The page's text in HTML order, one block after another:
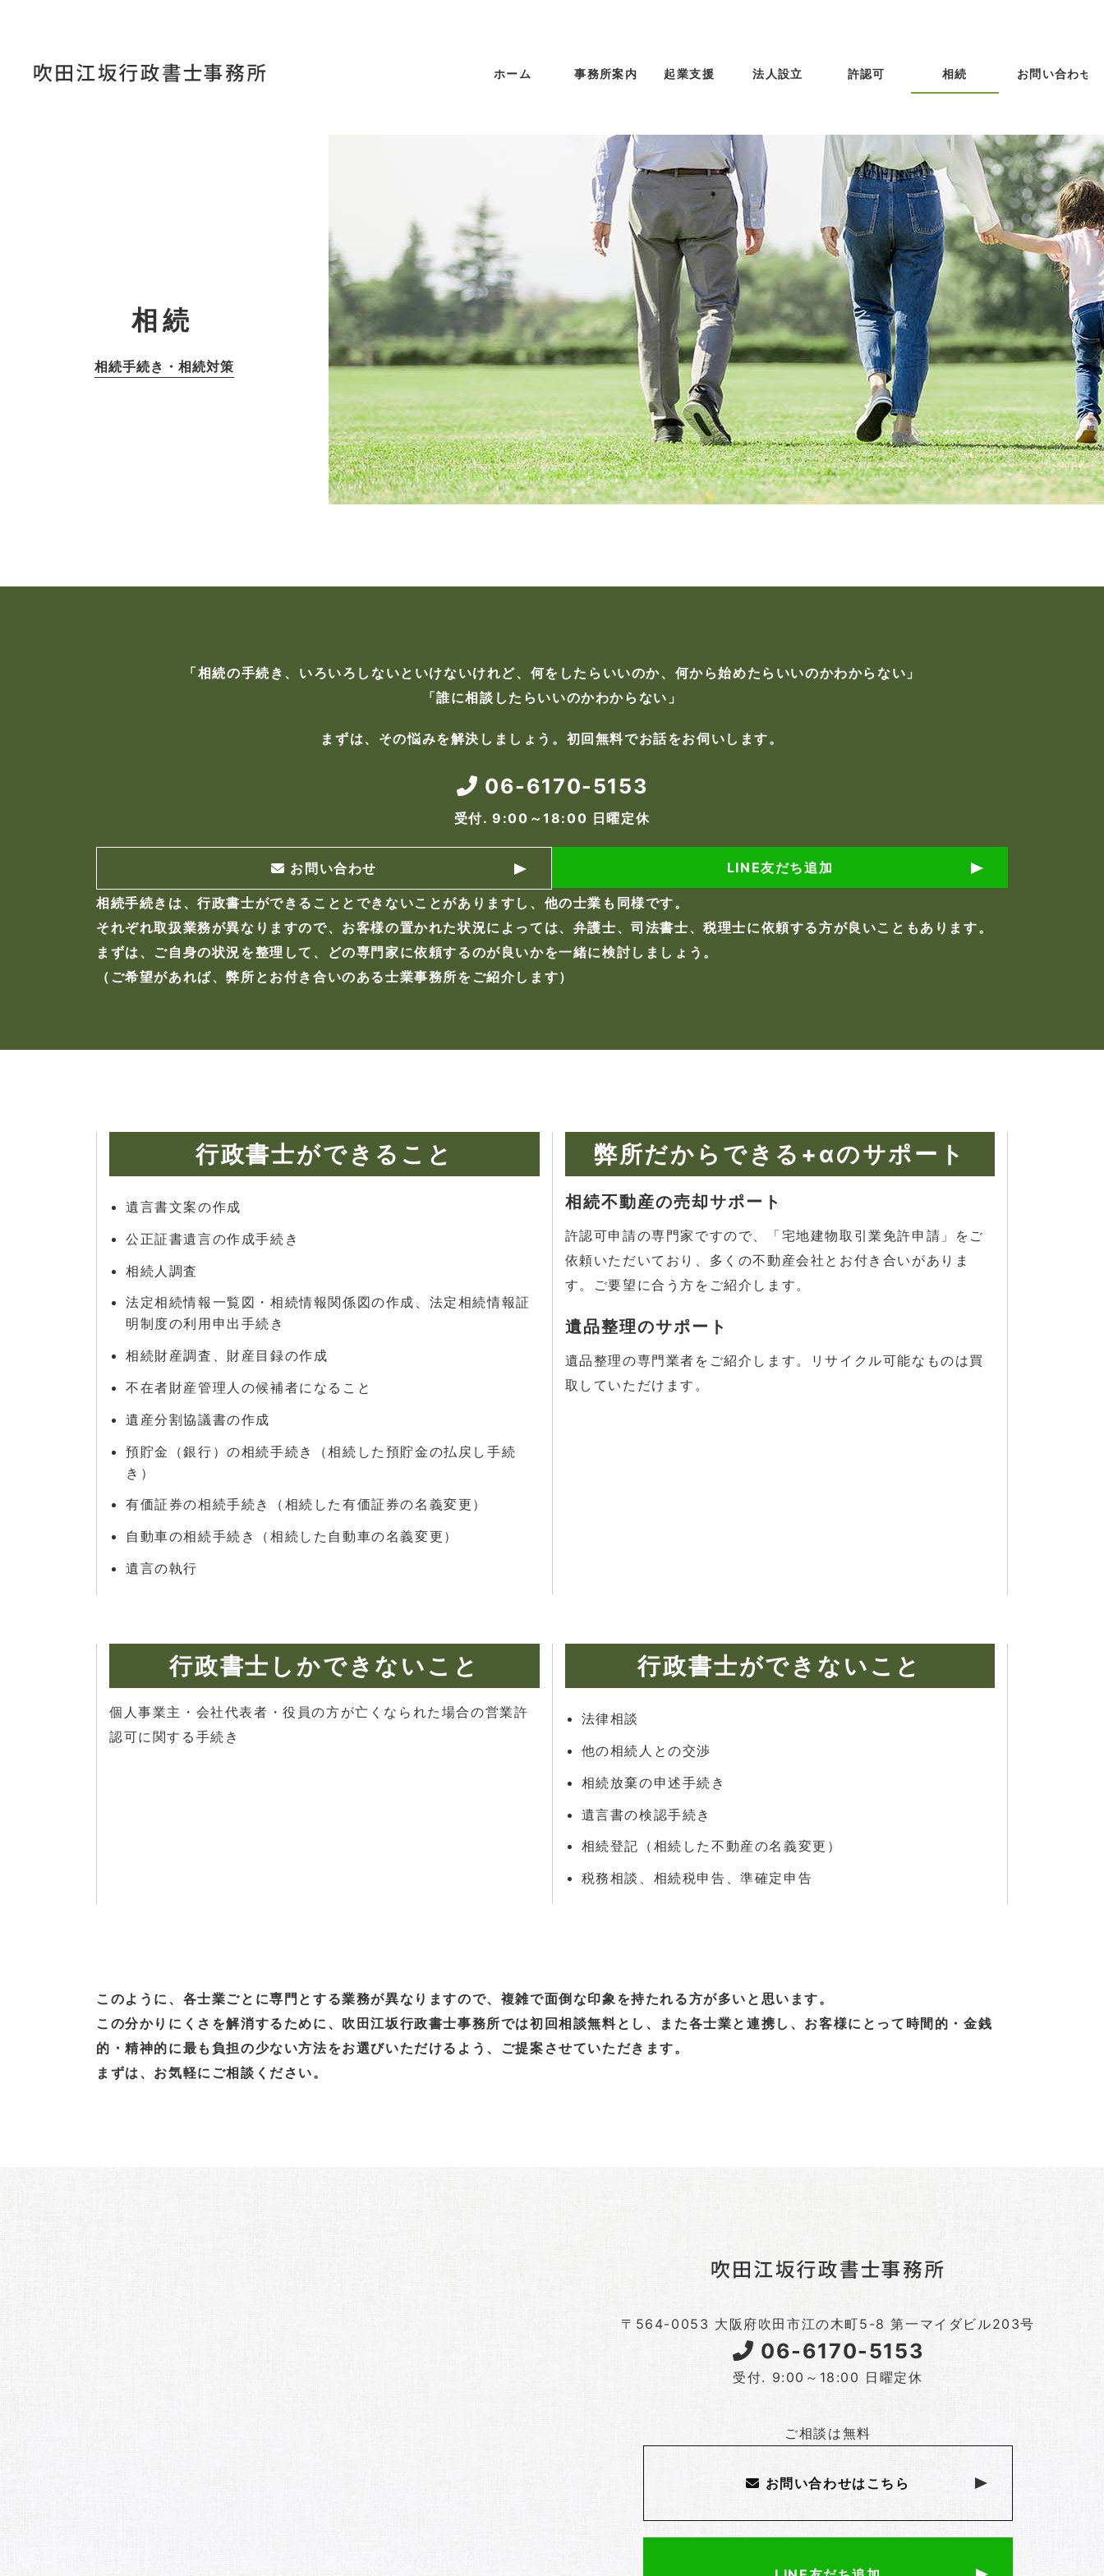
ホーム 事務所案内 起業支援 法人設立 許認可 相続 お問い合わせ
相続
「相続の手続き、いろいろしないといけないけれど、何をしたらいいのか、何から始めたらいいのかわからない」
「誰に相談したらいいのかわからない」
まずは、その悩みを解決しましょう。初回無料でお話をお伺いします。
06-6170-5153
受付. 9:00～18:00 日曜定休
お問い合わせ LINE友だち追加
相続手続きは、行政書士ができることとできないことがありますし、他の士業も同様です。
それぞれ取扱業務が異なりますので、お客様の置かれた状況によっては、弁護士、司法書士、税理士に依頼する方が良いこともあります。
まずは、ご自身の状況を整理して、どの専門家に依頼するのが良いかを一緒に検討しましょう。
（ご希望があれば、弊所とお付き合いのある士業事務所をご紹介します）
行政書士ができること
遺言書文案の作成
公正証書遺言の作成手続き
相続人調査
法定相続情報一覧図・相続情報関係図の作成、法定相続情報証
明制度の利用申出手続き
相続財産調査、財産目録の作成
不在者財産管理人の候補者になること
遺産分割協議書の作成
預貯金（銀行）の相続手続き（相続した預貯金の払戻し手続
き）
有価証券の相続手続き（相続した有価証券の名義変更）
自動車の相続手続き（相続した自動車の名義変更）
遺言の執行
弊所だからできる +αのサポート
相続不動産の売却サポート
許認可申請の専門家ですので、「宅地建物取引業免許申請」をご
依頼いただいており、多くの不動産会社とお付き合いがありま
す。ご要望に合う方をご紹介します。
遺品整理のサポート
遺品整理の専門業者をご紹介します。リサイクル可能なものは買
取していただけます。
行政書士しかできないこと
個人事業主・会社代表者・役員の方が亡くなられた場合の営業許
認可に関する手続き
行政書士ができないこと
法律相談
他の相続人との交渉
相続放棄の申述手続き
遺言書の検認手続き
相続登記（相続した不動産の名義変更）
税務相談、相続税申告、準確定申告
このように、各士業ごとに専門とする業務が異なりますので、複雑で面倒な印象を持たれる方が多いと思います。
この分かりにくさを解消するために、吹田江坂行政書士事務所では初回相談無料とし、また各士業と連携し、お客様にとって時間的・金銭
的・精神的に最も負担の少ない方法をお選びいただけるよう、ご提案させていただきます。
まずは、お気軽にご相談ください。
〒564-0053 大阪府吹田市江の木町5-8 第一マイダビル203号
06-6170-5153
受付. 9:00～18:00 日曜定休
ご相談は無料
お問い合わせはこちら